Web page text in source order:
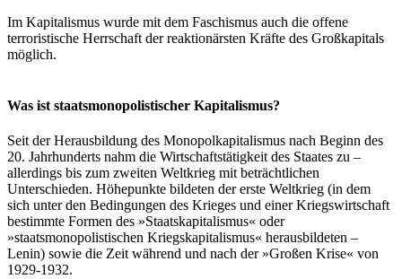
Im Kapitalismus wurde mit dem Faschismus auch die offene
terroristische Herrschaft der reaktionärsten Kräfte des Großkapitals
möglich.
Was ist staatsmonopolistischer Kapitalismus?
Seit der Herausbildung des Monopolkapitalismus nach Beginn des
20. Jahrhunderts nahm die Wirtschaftstätigkeit des Staates zu –
allerdings bis zum zweiten Weltkrieg mit beträchtlichen
Unterschieden. Höhepunkte bildeten der erste Weltkrieg (in dem
sich unter den Bedingungen des Krieges und einer Kriegswirtschaft
bestimmte Formen des »Staatskapitalismus« oder
»staatsmonopolistischen Kriegskapitalismus« herausbildeten –
Lenin) sowie die Zeit während und nach der »Großen Krise« von
1929-1932.